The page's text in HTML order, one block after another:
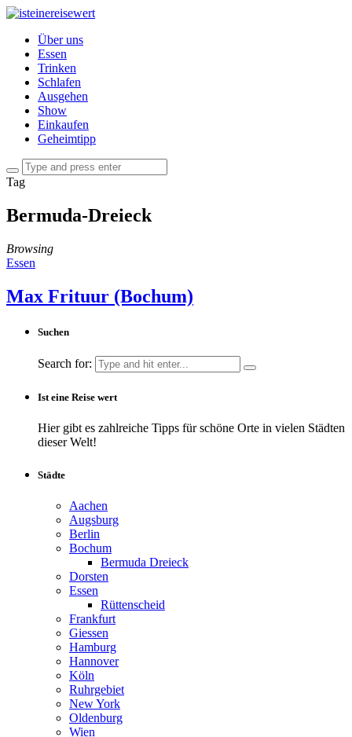
Über uns
Essen
Trinken
Schlafen
Ausgehen
Show
Einkaufen
Geheimtipp
Tag
Bermuda-Dreieck
Browsing
Essen
Max Frituur (Bochum)
Suchen
Search for:
Ist eine Reise wert
Hier gibt es zahlreiche Tipps für schöne Orte in vielen Städten
dieser Welt!
Städte
Aachen
Augsburg
Berlin
Bochum
Bermuda Dreieck
Dorsten
Essen
Rüttenscheid
Frankfurt
Giessen
Hamburg
Hannover
Köln
Ruhrgebiet
New York
Oldenburg
Wien